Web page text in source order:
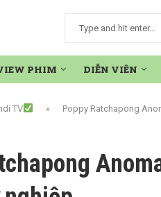
PHIM DIỄN VIÊN
TV » Poppy Ratchapong